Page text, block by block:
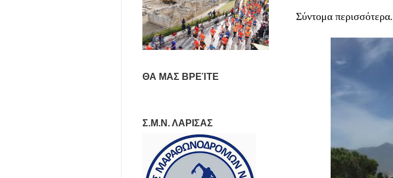
Σύντομα περισσότερα.
ΘΑ ΜΑΣ ΒΡΕΊΤΕ
Σ.Μ.Ν. ΛΑΡΙΣΑΣ